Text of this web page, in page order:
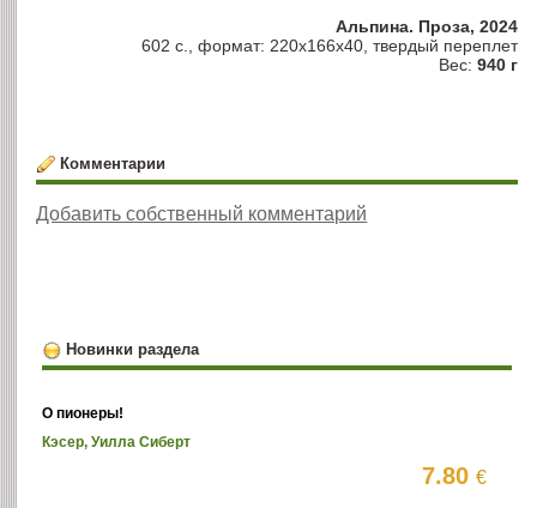
Альпина. Проза, 2024
602 с., формат: 220x166x40, твердый переплет
Вес: 940 г
Комментарии
Добавить собственный комментарий
Новинки раздела
О пионеры!
Кэсер, Уилла Сиберт
7.80€